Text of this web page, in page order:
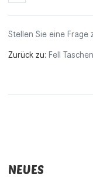
Stellen Sie eine Frage
Zurück zu: Fell
NEUES